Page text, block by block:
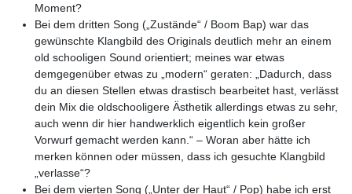
Moment?
Bei dem dritten Song („Zustände“ / Boom Bap) war das
gewünschte Klangbild des Originals deutlich mehr an einem
old schooligen Sound orientiert; meines war etwas
demgegenüber etwas zu „modern“ geraten: „Dadurch, dass
du an diesen Stellen etwas drastisch bearbeitet hast, verlässt
dein Mix die oldschooligere Ästhetik allerdings etwas zu sehr,
auch wenn dir hier handwerklich eigentlich kein großer
Vorwurf gemacht werden kann.“ – Woran aber hätte ich
merken können oder müssen, dass ich gesuchte Klangbild
„verlasse“?
Bei dem vierten Song („Unter der Haut“ / Pop) habe ich erst